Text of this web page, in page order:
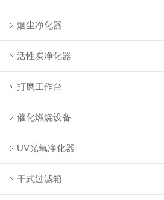
烟尘净化器
活性炭净化器
打磨工作台
催化燃烧设备
UV光氧净化器
干式过滤箱